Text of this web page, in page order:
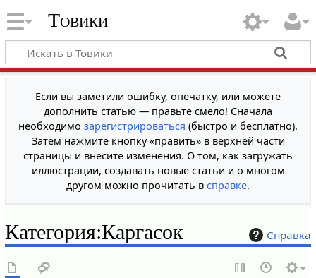
Товики
Если вы заметили ошибку, опечатку, или можете
дополнить статью — правьте смело! Сначала
необходимо зарегистрироваться (быстро и бесплатно).
Затем нажмите кнопку «править» в верхней части
страницы и внесите изменения. О том, как загружать
иллюстрации, создавать новые статьи и о многом
другом можно прочитать в справке.
Справка
Категория:Каргасок